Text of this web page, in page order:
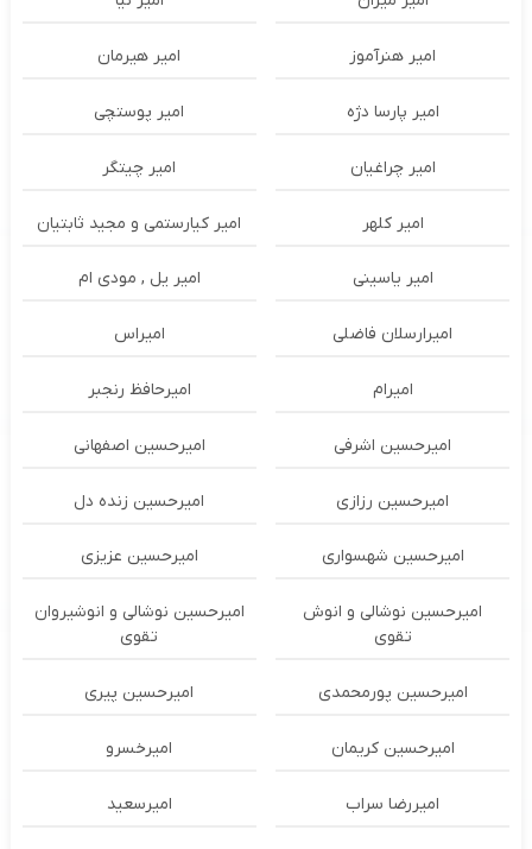
امیر هنرآموز امیر هیرمان
امیر پارسا دژه امیر پوستچی
امیر چراغیان امیر چیتگر
امیر کلهر امیر کیارستمی و مجید ثابتیان
امیر یاسینی امیر یل , مودی ام
امیرارسلان فاضلی امیراس
امیرام امیرحافظ رنجبر
امیرحسین اشرفی امیرحسین اصفهانی
امیرحسین رزازی امیرحسین زنده دل
امیرحسین شهسواری امیرحسین عزیزی
امیرحسین نوشالی و انوش
تقوی
امیرحسین نوشالی و انوشیروان
تقوی
امیرحسین پورمحمدی امیرحسین پیری
امیرحسین کریمان امیرخسرو
امیررضا سراب امیرسعید